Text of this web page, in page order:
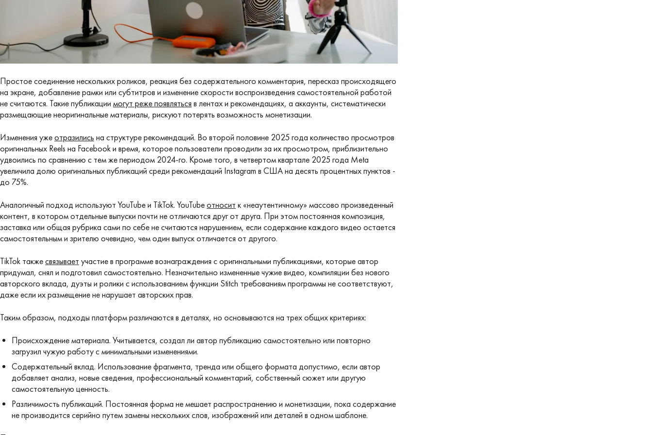
Простое соединение нескольких роликов, реакция без содержательного комментария, пересказ происходящего
на экране, добавление рамки или субтитров и изменение скорости воспроизведения самостоятельной работой
не считаются. Такие публикации могут реже появляться в лентах и рекомендациях, а аккаунты, систематически
размещающие неоригинальные материалы, рискуют потерять возможность монетизации.
Изменения ужеотразились на структуре рекомендаций. Во второй половине 2025 года количество просмотров
оригинальных Reels на Facebook и время, которое пользователи проводили за их просмотром, приблизительно
удвоились по сравнению с тем же периодом 2024-го. Кроме того, в четвертом квартале 2025 года Meta
увеличила долю оригинальных публикаций среди рекомендаций Instagram в США на десять процентных пунктов -
до 75%.
Аналогичный подход используют YouTube и TikTok. YouTubeотносит к «неаутентичному» массово произведенный
контент, в котором отдельные выпуски почти не отличаются друг от друга. При этом постоянная композиция,
заставка или общая рубрика сами по себе не считаются нарушением, если содержание каждого видео остается
самостоятельным и зрителю очевидно, чем один выпуск отличается от другого.
TikTok такжесвязывает участие в программе вознаграждения с оригинальными публикациями, которые автор
придумал, снял и подготовил самостоятельно. Незначительно измененные чужие видео, компиляции без нового
авторского вклада, дуэты и ролики с использованием функции Stitch требованиям программы не соответствуют,
даже если их размещение не нарушает авторских прав.
Таким образом, подходы платформ различаются в деталях, но основываются на трех общих критериях:
Происхождение материала. Учитывается, создал ли автор публикацию самостоятельно или повторно
загрузил чужую работу с минимальными изменениями.
Содержательный вклад. Использование фрагмента, тренда или общего формата допустимо, если автор
добавляет анализ, новые сведения, профессиональный комментарий, собственный сюжет или другую
самостоятельную ценность.
Различимость публикаций. Постоянная форма не мешает распространению и монетизации, пока содержание
не производится серийно путем замены нескольких слов, изображений или деталей в одном шаблоне.